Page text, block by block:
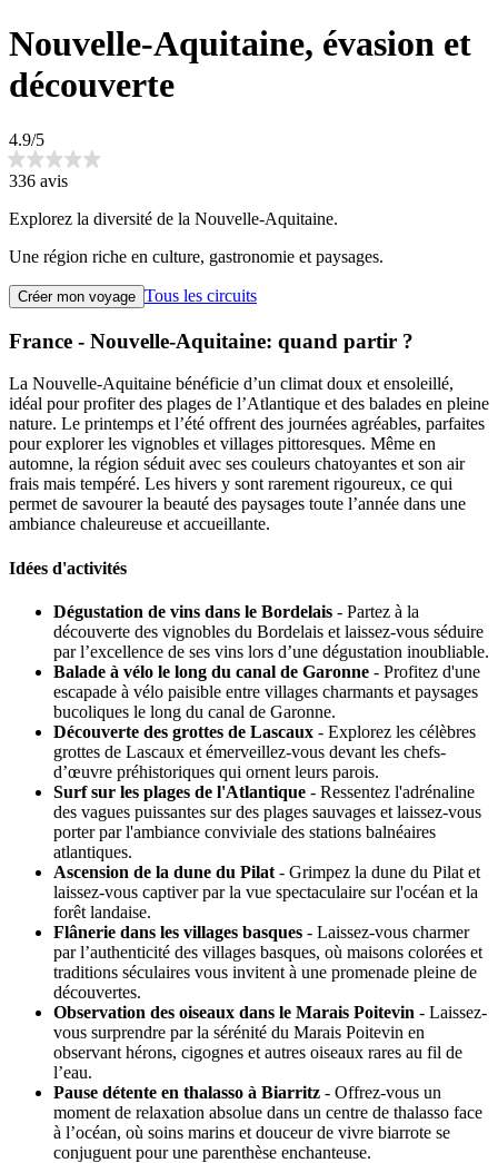
Nouvelle-Aquitaine, évasion et
découverte
4.9/5
336 avis
Explorez la diversité de la Nouvelle-Aquitaine.
Une région riche en culture, gastronomie et paysages.
Créer mon voyage Tous les circuits
France - Nouvelle-Aquitaine: quand partir ?
La Nouvelle-Aquitaine bénéficie d’un climat doux et ensoleillé,
idéal pour profiter des plages de l’Atlantique et des balades en pleine
nature. Le printemps et l’été offrent des journées agréables, parfaites
pour explorer les vignobles et villages pittoresques. Même en
automne, la région séduit avec ses couleurs chatoyantes et son air
frais mais tempéré. Les hivers y sont rarement rigoureux, ce qui
permet de savourer la beauté des paysages toute l’année dans une
ambiance chaleureuse et accueillante.
Idées d'activités
Dégustation de vins dans le Bordelais - Partez à la
découverte des vignobles du Bordelais et laissez-vous séduire
par l’excellence de ses vins lors d’une dégustation inoubliable.
Balade à vélo le long du canal de Garonne - Profitez d'une
escapade à vélo paisible entre villages charmants et paysages
bucoliques le long du canal de Garonne.
Découverte des grottes de Lascaux - Explorez les célèbres
grottes de Lascaux et émerveillez-vous devant les chefs-
d’œuvre préhistoriques qui ornent leurs parois.
Surf sur les plages de l'Atlantique - Ressentez l'adrénaline
des vagues puissantes sur des plages sauvages et laissez-vous
porter par l'ambiance conviviale des stations balnéaires
atlantiques.
Ascension de la dune du Pilat - Grimpez la dune du Pilat et
laissez-vous captiver par la vue spectaculaire sur l'océan et la
forêt landaise.
Flânerie dans les villages basques - Laissez-vous charmer
par l’authenticité des villages basques, où maisons colorées et
traditions séculaires vous invitent à une promenade pleine de
découvertes.
Observation des oiseaux dans le Marais Poitevin - Laissez-
vous surprendre par la sérénité du Marais Poitevin en
observant hérons, cigognes et autres oiseaux rares au fil de
l’eau.
Pause détente en thalasso à Biarritz - Offrez-vous un
moment de relaxation absolue dans un centre de thalasso face
à l’océan, où soins marins et douceur de vivre biarrote se
conjuguent pour une parenthèse enchanteuse.